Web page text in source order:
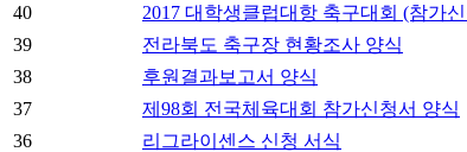
40
2017 대학생클럽대항 축구대회 (참가
39
전라북도 축구장 현황조사 양식
38
후원결과보고서 양식
37
제98회 전국체육대회 참가신청서 양식
36
리그라이센스 신청 서식